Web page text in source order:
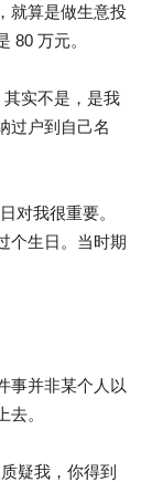
就算是做生意投
80 万元。
实不是，是我
过户到自己名
对我很重要。
个生日。当时期
事并非某个人以
。
疑我，你得到